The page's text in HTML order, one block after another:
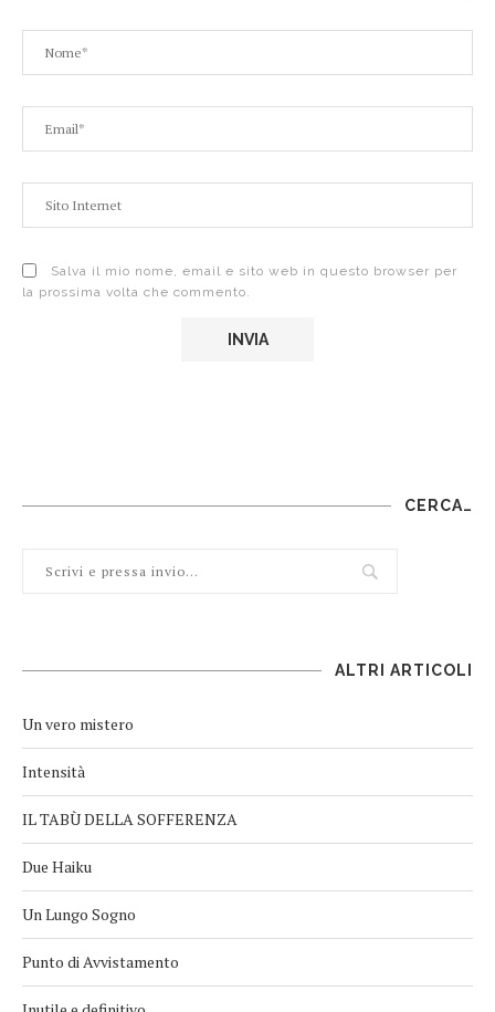
Salva il mio nome, email e sito web in questo browser per
la prossima volta che commento.
CERCA…
ALTRI ARTICOLI
Un vero mistero
Intensità
IL TABÙ DELLA SOFFERENZA
Due Haiku
Un Lungo Sogno
Punto di Avvistamento